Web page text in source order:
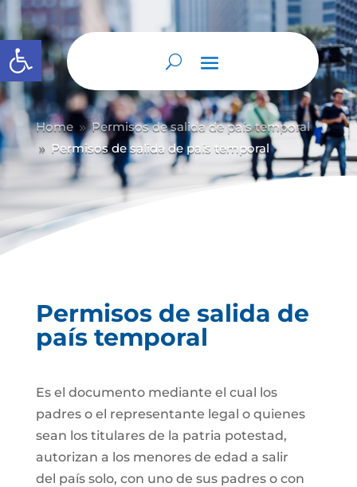
Abrir barra de herramientas
Home 9 Permisos de salida de país temporal
9 Permisos de salida de país temporal
Permisos de salida de
país temporal
Es el documento mediante el cual los
padres o el representante legal o quienes
sean los titulares de la patria potestad,
autorizan a los menores de edad a salir
del país solo, con uno de sus padres o con